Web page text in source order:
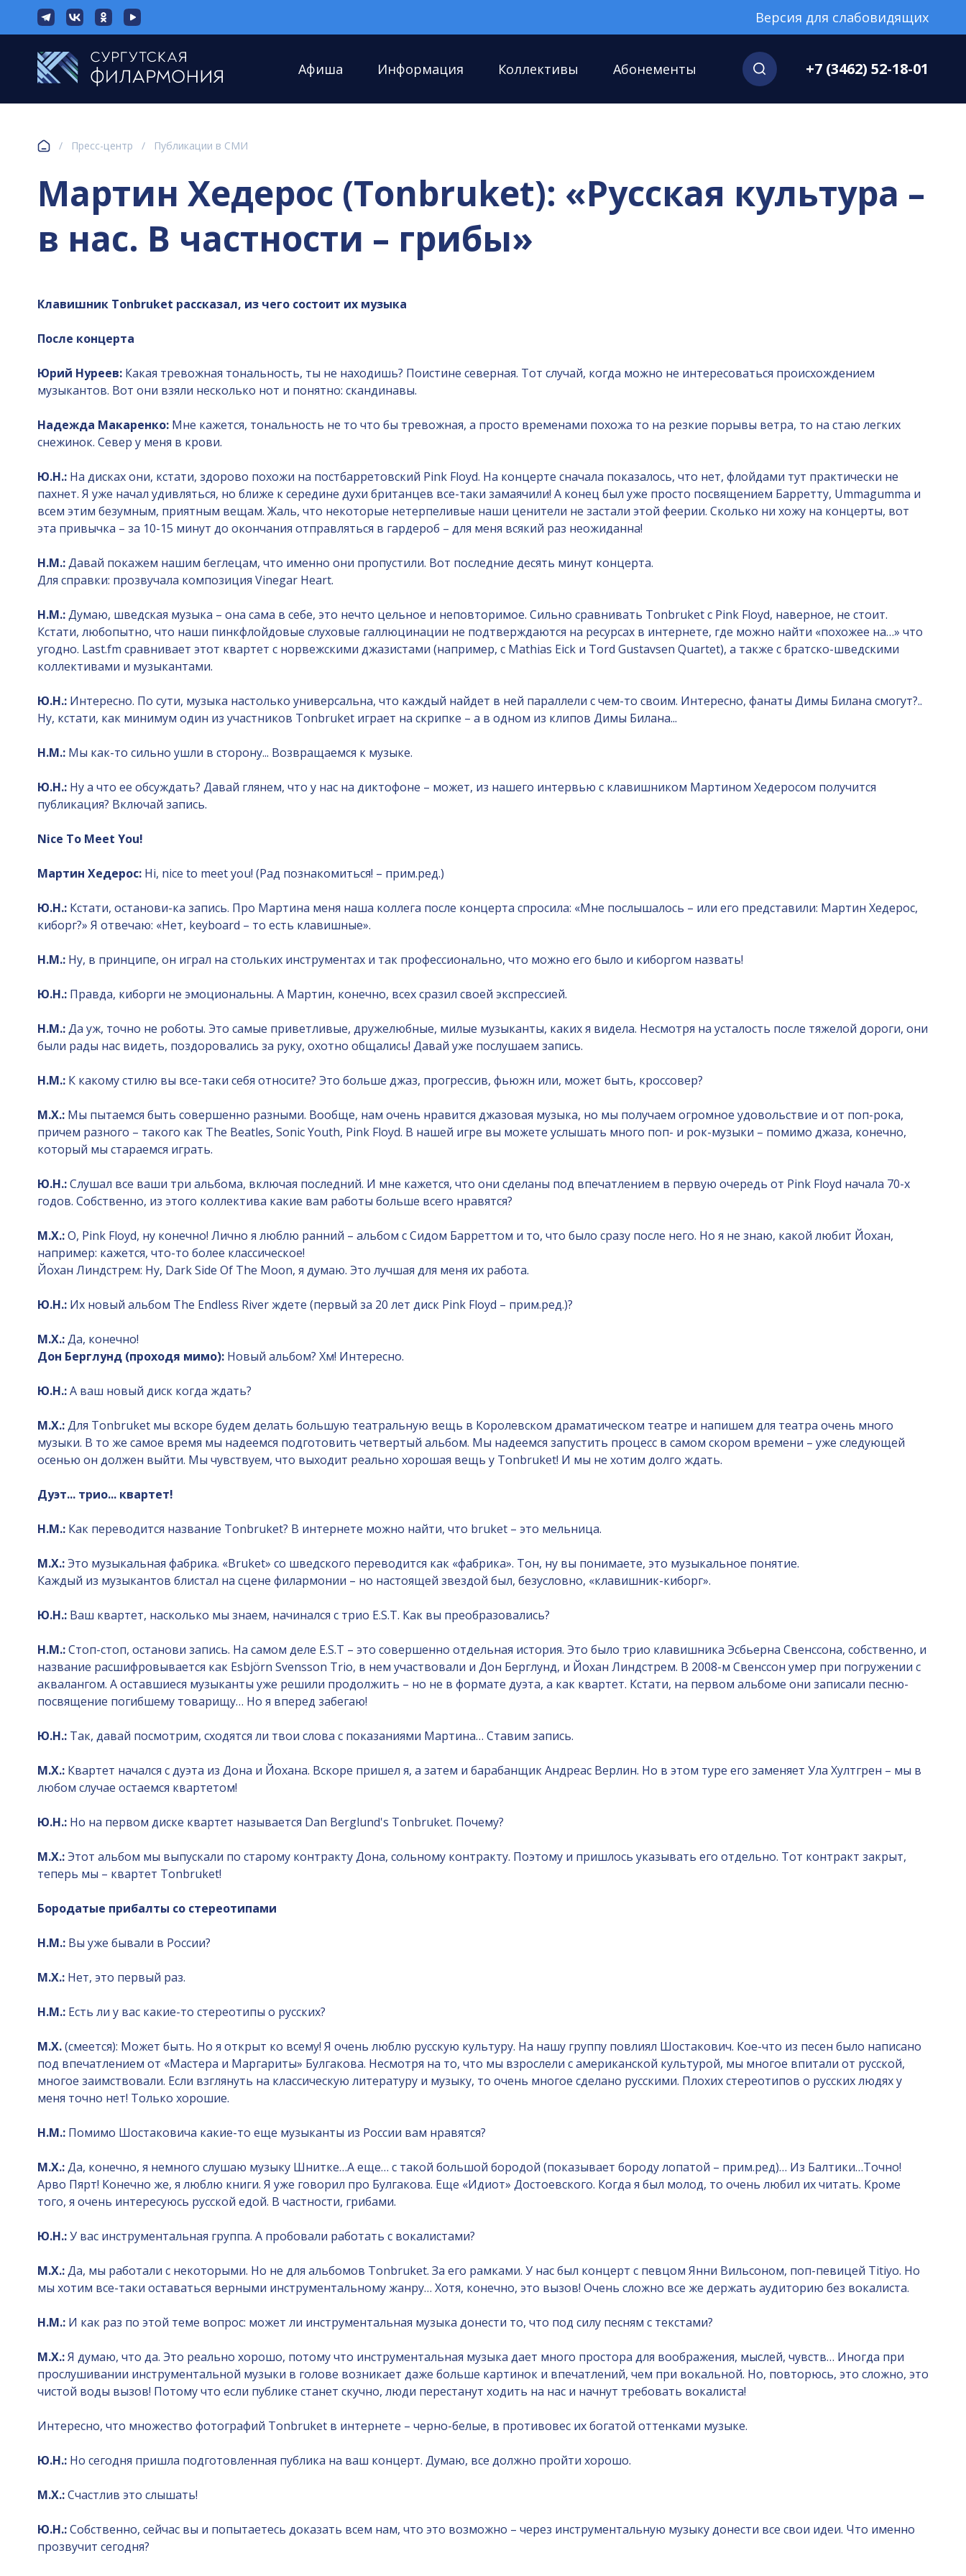
Версия для слабовидящих
Афиша Информация Коллективы Абонементы +7 (3462) 52-18-01
/ Пресс-центр / Публикации в СМИ
Мартин Хедерос (Tonbruket): «Русская культура –
в нас. В частности – грибы»
Клавишник Tonbruket рассказал, из чего состоит их музыка
После концерта
Юрий Нуреев: Какая тревожная тональность, ты не находишь? Поистине северная. Тот случай, когда можно не интересоваться происхождением
музыкантов. Вот они взяли несколько нот и понятно: скандинавы.
Надежда Макаренко: Мне кажется, тональность не то что бы тревожная, а просто временами похожа то на резкие порывы ветра, то на стаю легких
снежинок. Север у меня в крови.
Ю.Н.: На дисках они, кстати, здорово похожи на постбарретовский Pink Floyd. На концерте сначала показалось, что нет, флойдами тут практически не
пахнет. Я уже начал удивляться, но ближе к середине духи британцев все-таки замаячили! А конец был уже просто посвящением Барретту, Ummagumma и
всем этим безумным, приятным вещам. Жаль, что некоторые нетерпеливые наши ценители не застали этой феерии. Сколько ни хожу на концерты, вот
эта привычка – за 10-15 минут до окончания отправляться в гардероб – для меня всякий раз неожиданна!
Н.М.:Давай покажем нашим беглецам, что именно они пропустили. Вот последние десять минут концерта.
Для справки: прозвучала композиция Vinegar Heart.
Н.М.:Думаю, шведская музыка – она сама в себе, это нечто цельное и неповторимое. Сильно сравнивать Tonbruket с Pink Floyd, наверное, не стоит.
Кстати, любопытно, что наши пинкфлойдовые слуховые галлюцинации не подтверждаются на ресурсах в интернете, где можно найти «похожее на…» что
угодно. Last.fm сравнивает этот квартет с норвежскими джазистами (например, с Mathias Eick и Tord Gustavsen Quartet), а также с братско-шведскими
коллективами и музыкантами.
Ю.Н.: Интересно. По сути, музыка настолько универсальна, что каждый найдет в ней параллели с чем-то своим. Интересно, фанаты Димы Билана смогут?..
Ну, кстати, как минимум один из участников Tonbruket играет на скрипке – а в одном из клипов Димы Билана...
Н.М.: Мы как-то сильно ушли в сторону... Возвращаемся к музыке.
Ю.Н.: Ну а что ее обсуждать? Давай глянем, что у нас на диктофоне – может, из нашего интервью с клавишником Мартином Хедеросом получится
публикация? Включай запись.
Nice To Meet You!
Мартин Хедерос: Hi, nice to meet you! (Рад познакомиться! – прим.ред.)
Ю.Н.: Кстати, останови-ка запись. Про Мартина меня наша коллега после концерта спросила: «Мне послышалось – или его представили: Мартин Хедерос,
киборг?» Я отвечаю: «Нет, keyboard – то есть клавишные».
Н.М.: Ну, в принципе, он играл на стольких инструментах и так профессионально, что можно его было и киборгом назвать!
Ю.Н.: Правда, киборги не эмоциональны. А Мартин, конечно, всех сразил своей экспрессией.
Н.М.:Да уж, точно не роботы. Это самые приветливые, дружелюбные, милые музыканты, каких я видела. Несмотря на усталость после тяжелой дороги, они
были рады нас видеть, поздоровались за руку, охотно общались! Давай уже послушаем запись.
Н.М.: К какому стилю вы все-таки себя относите? Это больше джаз, прогрессив, фьюжн или, может быть, кроссовер?
М.Х.: Мы пытаемся быть совершенно разными. Вообще, нам очень нравится джазовая музыка, но мы получаем огромное удовольствие и от поп-рока,
причем разного – такого как The Beatles, Sonic Youth, Pink Floyd. В нашей игре вы можете услышать много поп- и рок-музыки – помимо джаза, конечно,
который мы стараемся играть.
Ю.Н.:Слушал все ваши три альбома, включая последний. И мне кажется, что они сделаны под впечатлением в первую очередь от Pink Floyd начала 70-х
годов. Собственно, из этого коллектива какие вам работы больше всего нравятся?
М.Х.:О, Pink Floyd, ну конечно! Лично я люблю ранний – альбом с Сидом Барреттом и то, что было сразу после него. Но я не знаю, какой любит Йохан,
например: кажется, что-то более классическое!
Йохан Линдстрем: Ну, Dark Side Of The Moon, я думаю. Это лучшая для меня их работа.
Ю.Н.: Их новый альбом The Endless River ждете (первый за 20 лет диск Pink Floyd – прим.ред.)?
М.Х.:Да, конечно!
Дон Берглунд (проходя мимо): Новый альбом? Хм! Интересно.
Ю.Н.:А ваш новый диск когда ждать?
М.Х.:Для Tonbruket мы вскоре будем делать большую театральную вещь в Королевском драматическом театре и напишем для театра очень много
музыки. В то же самое время мы надеемся подготовить четвертый альбом. Мы надеемся запустить процесс в самом скором времени – уже следующей
осенью он должен выйти. Мы чувствуем, что выходит реально хорошая вещь у Tonbruket! И мы не хотим долго ждать.
Дуэт... трио... квартет!
Н.М.: Как переводится название Tonbruket? В интернете можно найти, что bruket – это мельница.
М.Х.:Это музыкальная фабрика. «Bruket» со шведского переводится как «фабрика». Тон, ну вы понимаете, это музыкальное понятие.
Каждый из музыкантов блистал на сцене филармонии – но настоящей звездой был, безусловно, «клавишник-киборг».
Ю.Н.: Ваш квартет, насколько мы знаем, начинался с трио E.S.T. Как вы преобразовались?
Н.М.:Стоп-стоп, останови запись. На самом деле E.S.T – это совершенно отдельная история. Это было трио клавишника Эсбьерна Свенссона, собственно, и
название расшифровывается как Esbjörn Svensson Trio, в нем участвовали и Дон Берглунд, и Йохан Линдстрем. В 2008-м Свенссон умер при погружении с
аквалангом. А оставшиеся музыканты уже решили продолжить – но не в формате дуэта, а как квартет. Кстати, на первом альбоме они записали песню-
посвящение погибшему товарищу… Но я вперед забегаю!
Ю.Н.: Так, давай посмотрим, сходятся ли твои слова с показаниями Мартина… Ставим запись.
М.Х.: Квартет начался с дуэта из Дона и Йохана. Вскоре пришел я, а затем и барабанщик Андреас Верлин. Но в этом туре его заменяет Ула Хултгрен – мы в
любом случае остаемся квартетом!
Ю.Н.: Но на первом диске квартет называется Dan Berglund's Tonbruket. Почему?
М.Х.:Этот альбом мы выпускали по старому контракту Дона, сольному контракту. Поэтому и пришлось указывать его отдельно. Тот контракт закрыт,
теперь мы – квартет Tonbruket!
Бородатые прибалты со стереотипами
Н.М.: Вы уже бывали в России?
М.Х.: Нет, это первый раз.
Н.М.: Есть ли у вас какие-то стереотипы о русских?
М.Х.(смеется): Может быть. Но я открыт ко всему! Я очень люблю русскую культуру. На нашу группу повлиял Шостакович. Кое-что из песен было написано
под впечатлением от «Мастера и Маргариты» Булгакова. Несмотря на то, что мы взрослели с американской культурой, мы многое впитали от русской,
многое заимствовали. Если взглянуть на классическую литературу и музыку, то очень многое сделано русскими. Плохих стереотипов о русских людях у
меня точно нет! Только хорошие.
Н.М.: Помимо Шостаковича какие-то еще музыканты из России вам нравятся?
М.Х.:Да, конечно, я немного слушаю музыку Шнитке…А еще… с такой большой бородой (показывает бороду лопатой – прим.ред)… Из Балтики…Точно!
Арво Пярт! Конечно же, я люблю книги. Я уже говорил про Булгакова. Еще «Идиот» Достоевского. Когда я был молод, то очень любил их читать. Кроме
того, я очень интересуюсь русской едой. В частности, грибами.
Ю.Н.:У вас инструментальная группа. А пробовали работать с вокалистами?
М.Х.:Да, мы работали с некоторыми. Но не для альбомов Tonbruket. За его рамками. У нас был концерт с певцом Янни Вильсоном, поп-певицей Titiyo. Но
мы хотим все-таки оставаться верными инструментальному жанру… Хотя, конечно, это вызов! Очень сложно все же держать аудиторию без вокалиста.
Н.М.: И как раз по этой теме вопрос: может ли инструментальная музыка донести то, что под силу песням с текстами?
М.Х.:Я думаю, что да. Это реально хорошо, потому что инструментальная музыка дает много простора для воображения, мыслей, чувств… Иногда при
прослушивании инструментальной музыки в голове возникает даже больше картинок и впечатлений, чем при вокальной. Но, повторюсь, это сложно, это
чистой воды вызов! Потому что если публике станет скучно, люди перестанут ходить на нас и начнут требовать вокалиста!
Интересно, что множество фотографий Tonbruket в интернете – черно-белые, в противовес их богатой оттенками музыке.
Ю.Н.: Но сегодня пришла подготовленная публика на ваш концерт. Думаю, все должно пройти хорошо.
М.Х.:Счастлив это слышать!
Ю.Н.:Собственно, сейчас вы и попытаетесь доказать всем нам, что это возможно – через инструментальную музыку донести все свои идеи. Что именно
прозвучит сегодня?